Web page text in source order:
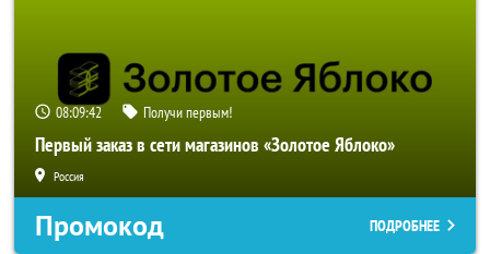
08:09:41 Получи первым!
Первый заказ в сети магазинов «Золотое Яблоко»
Россия
Промокод ПОДРОБНЕЕ